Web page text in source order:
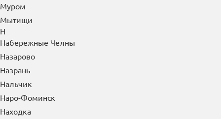
Михайловск
Мичуринск
Можайск
Мончегорск
Москва
Московский
Мурманск
Муром
Мытищи